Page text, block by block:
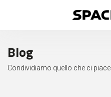
Blog
Condividiamo quello che ci piace